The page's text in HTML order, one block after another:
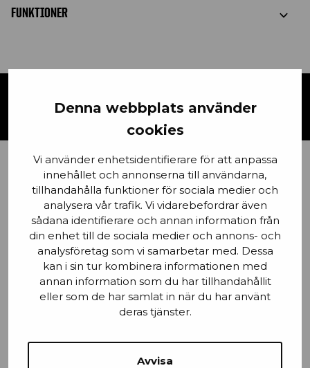
Denna webbplats använder
cookies
Vi använder enhetsidentifierare för att anpassa
innehållet och annonserna till användarna,
tillhandahålla funktioner för sociala medier och
analysera vår trafik. Vi vidarebefordrar även
sådana identifierare och annan information från
din enhet till de sociala medier och annons- och
analysföretag som vi samarbetar med. Dessa
kan i sin tur kombinera informationen med
annan information som du har tillhandahållit
eller som de har samlat in när du har använt
deras tjänster.
Avvisa
FUNKTIONER
KONTAKTA OSS
Förnamn
Email